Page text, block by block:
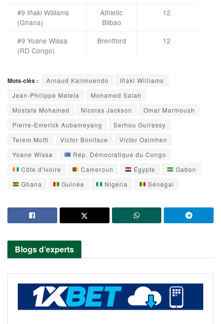
#9 Iñaki Williams
(Ghana)
Athletic
Bilbao
12
#9 Yoane Wissa
(RD Congo)
Brentford 12
Mots-clés : Arnaud Kalimuendo
Iñaki Williams
Jean-Philippe Mateta
Mohamed Salah
Mostafa Mohamed
Nicolas Jackson
Omar Marmoush
Pierre-Emerick Aubameyang
Serhou Guirassy
Terem Moffi
Victor Boniface
Victor Osimhen
Yoane Wissa
Rép. Démocratique du Congo
Côte d'Ivoire
Cameroun Égypte
Gabon
Ghana
Guinée Nigéria Sénégal
Blogs d’experts